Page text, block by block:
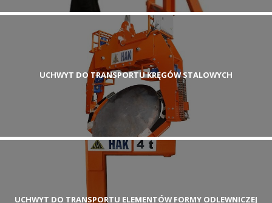
UCHWYT DO TRANSPORTU KRĘGÓW STALOWYCH
UCHWYT DO TRANSPORTU ELEMENTÓW FORMY ODLEWNICZEJ